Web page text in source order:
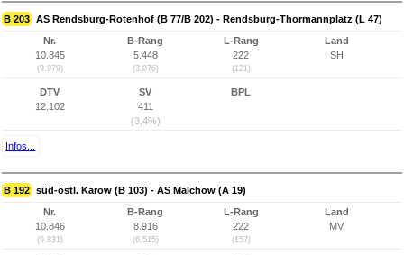
B 203 AS Rendsburg-Rotenhof (B 77/B 202) - Rendsburg-Thormannplatz (L 47)
Nr.
10.845
(9.979)
B-Rang
5.448
(3.076)
L-Rang
222
(121)
Land
SH
DTV
12.102
SV
411
(3,4%)
BPL
Infos...
B 192 süd-östl. Karow (B 103) - AS Malchow (A 19)
Nr.
10.846
(9.831)
B-Rang
8.916
(6.515)
L-Rang
222
(157)
Land
MV